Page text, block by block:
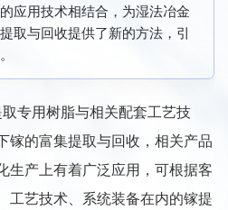
应用技术相结合，为湿法冶金
取与回收提供了新的方法，引
专用树脂与相关配套工艺技
镓的富集提取与回收，相关产品
生产上有着广泛应用，可根据客
工艺技术、系统装备在内的镓提